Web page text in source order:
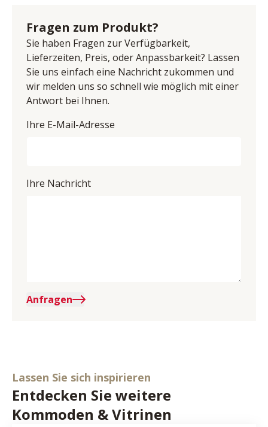
UID (Umsatzsteuer-Identifikationsnummer): DE
126734768
Fragen zum Produkt?
Sie haben Fragen zur Verfügbarkeit,
Lieferzeiten, Preis, oder Anpassbarkeit? Lassen
Sie uns einfach eine Nachricht zukommen und
wir melden uns so schnell wie möglich mit einer
Antwort bei Ihnen.
Ihre E-Mail-Adresse
Ihre Nachricht
Anfragen
Lassen Sie sich inspirieren
Entdecken Sie weitere
Kommoden & Vitrinen